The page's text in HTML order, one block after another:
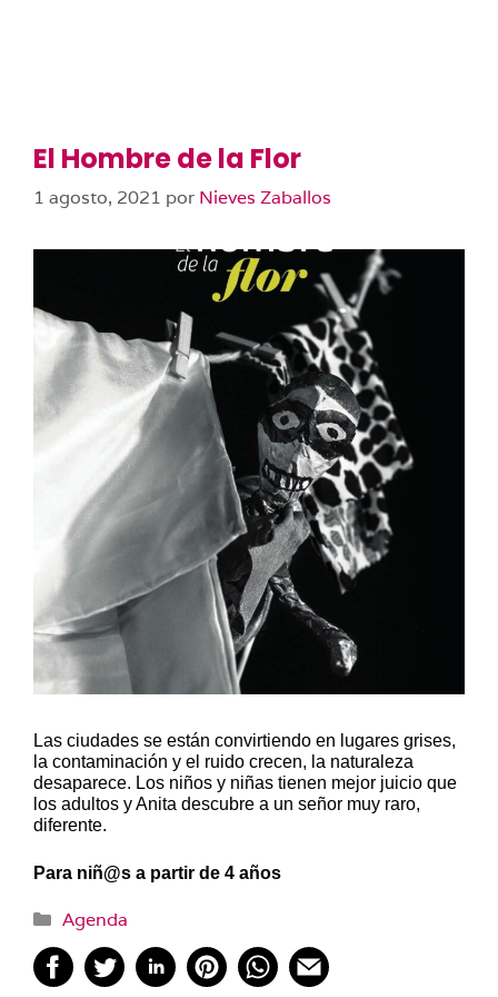
El Hombre de la Flor
1 agosto, 2021 por Nieves Zaballos
Las ciudades se están convirtiendo en lugares grises,
la contaminación y el ruido crecen, la naturaleza
desaparece. Los niños y niñas tienen mejor juicio que
los adultos y Anita descubre a un señor muy raro,
diferente.
Para niñ@s a partir de 4 años
Categorías
Agenda